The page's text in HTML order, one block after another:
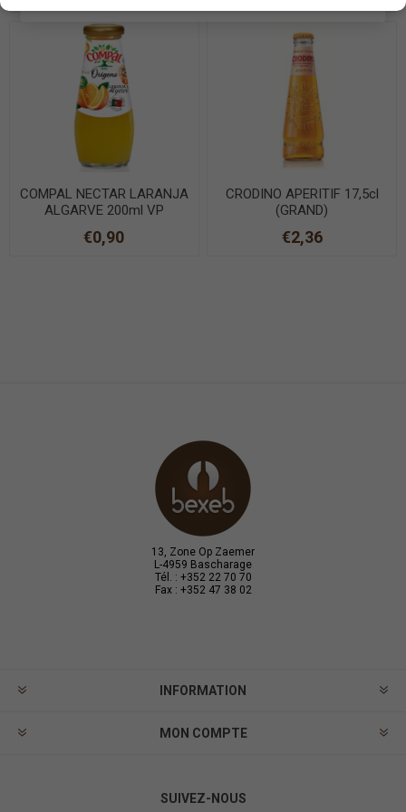
COMPAL NECTAR LARANJA
ALGARVE 200ml VP
€0,90
CRODINO APERITIF 17,5cl
(GRAND)
€2,36
13, Zone Op Zaemer
L-4959 Bascharage
Tél. : +352 22 70 70
Fax : +352 47 38 02
INFORMATION
MON COMPTE
SUIVEZ-NOUS